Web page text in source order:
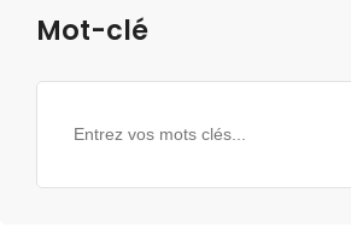
Mot-clé